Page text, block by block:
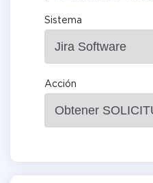
Sistema
Acción